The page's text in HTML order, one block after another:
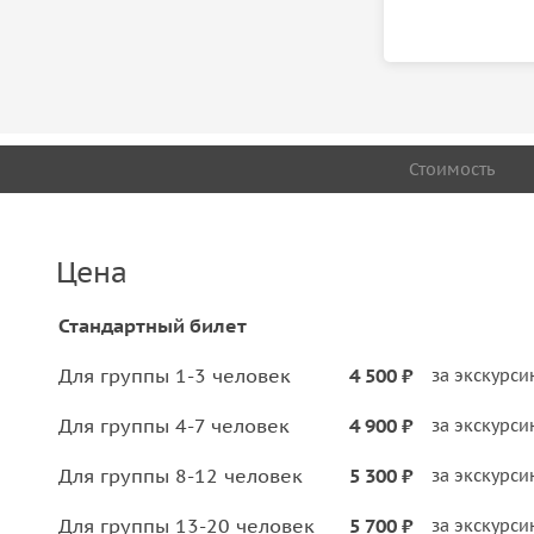
Стоимость
Цена
Стандартный билет
Для группы 1-3 человек 4 500 ₽ за
Для группы 4-7 человек 4 900 ₽ за
Для группы 8-12 человек 5 300 ₽ за
Для группы 13-20 человек 5 700 ₽ за